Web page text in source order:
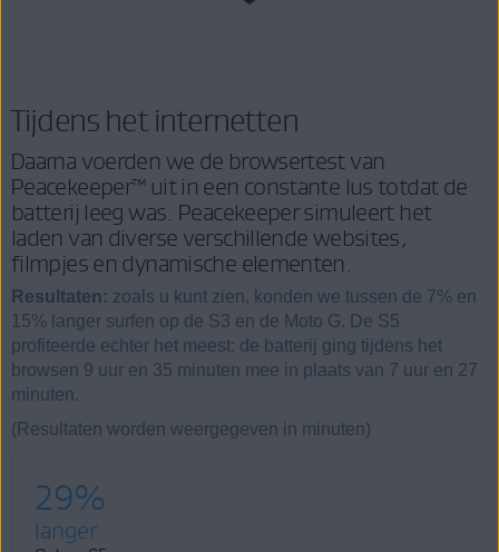
Tijdens het internetten
Daarna voerden we de browsertest van
Peacekeeper™ uit in een constante lus totdat de
batterij leeg was. Peacekeeper simuleert het
laden van diverse verschillende websites,
filmpjes en dynamische elementen.
Resultaten: zoals u kunt zien, konden we tussen de 7% en
15% langer surfen op de S3 en de Moto G. De S5
profiteerde echter het meest: de batterij ging tijdens het
browsen 9 uur en 35 minuten mee in plaats van 7 uur en 27
minuten.
(Resultaten worden weergegeven in minuten)
29%
langer